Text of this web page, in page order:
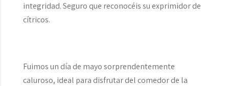
integridad. Seguro que reconocéis su exprimidor de
cítricos.
Fuimos un día de mayo sorprendentemente
caluroso, ideal para disfrutar del comedor de la